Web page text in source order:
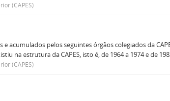
(CAPES)
pelos seguintes órgãos colegiados da
na estrutura da CAPES, isto é, de 1964 a 1974 e de
(CAPES)